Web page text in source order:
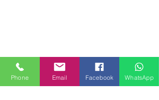
Phone Email Facebook WhatsApp